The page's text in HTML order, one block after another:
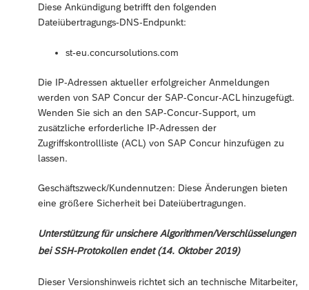
Diese Ankündigung betrifft den folgenden
Dateiübertragungs-DNS-Endpunkt:
st-eu.concursolutions.com
Die IP-Adressen aktueller erfolgreicher Anmeldungen
werden von SAP Concur der SAP-Concur-ACL hinzugefügt.
Wenden Sie sich an den SAP-Concur-Support, um
zusätzliche erforderliche IP-Adressen der
Zugriffskontrollliste (ACL) von SAP Concur hinzufügen zu
lassen.
Geschäftszweck/Kundennutzen: Diese Änderungen bieten
eine größere Sicherheit bei Dateiübertragungen.
Unterstützung für unsichere Algorithmen/Verschlüsselungen
bei SSH-Protokollen endet (14. Oktober 2019)
Dieser Versionshinweis richtet sich an technische Mitarbeiter,